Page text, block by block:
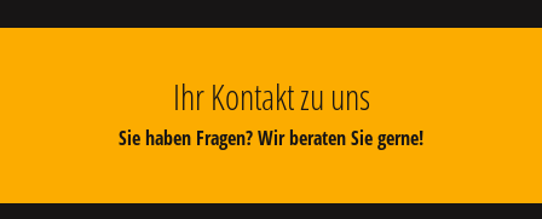
Ihr Kontakt zu uns
Sie haben Fragen? Wir beraten Sie gerne!